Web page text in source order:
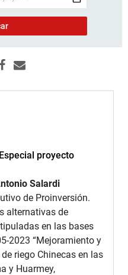
proyecto
Salardi
de Proinversión.
alternativas de
en las bases
2023 “Mejoramiento y
riego Chinecas en las
y Huarmey,